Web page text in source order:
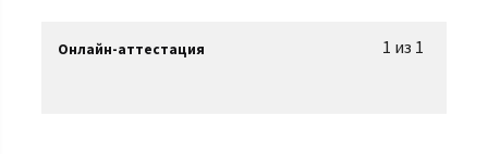
1 из 1
Онлайн-аттестация